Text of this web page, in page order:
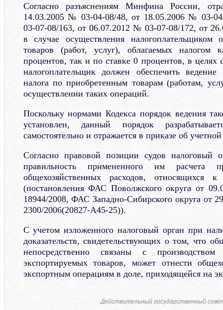
Согласно разъяснениям Минфина России,
14.03.2005 № 03-04-08/48, от 18.05.2006 № 03-
03-07-08/163, от 06.07.2012 № 03-07-08/172, от
в случае осуществления налогоплательщиком
товаров (работ, услуг), облагаемых
процентов, так и по ставке 0 процентов, в целях
налогоплательщик должен обеспечить ведение
налога по приобретенным товарам (работам,
осуществлении таких операций.
Поскольку нормами Кодекса порядок ведения
установлен, данный порядок
самостоятельно и отражается в приказе об
Согласно правовой позиции судов налоговый
правильность примененного им расчета
общехозяйственных расходов, относящихся
(постановления ФАС Поволжского округа от
18944/2008, ФАС Западно-Сибирского округа от
2300/2006(20827-А45-25)).
С учетом изложенного налоговый орган при
доказательств, свидетельствующих о том, что
непосредственно связаны с
экспортируемых товаров, может отнести
экспортным операциям в доле, приходящейся на
Действительный государственный